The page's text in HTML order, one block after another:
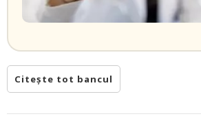
Citește tot bancul